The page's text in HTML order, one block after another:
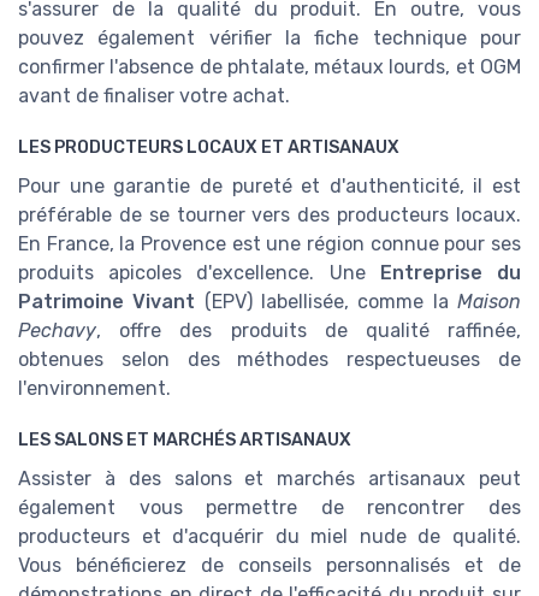
s'assurer de la qualité du produit. En outre, vous
pouvez également vérifier la fiche technique pour
confirmer l'absence de phtalate, métaux lourds, et OGM
avant de finaliser votre achat.
LES PRODUCTEURS LOCAUX ET ARTISANAUX
Pour une garantie de pureté et d'authenticité, il est
préférable de se tourner vers des producteurs locaux.
En France, la Provence est une région connue pour ses
produits apicoles d'excellence. Une Entreprise du
Patrimoine Vivant (EPV) labellisée, comme laMaison
Pechavy, offre des produits de qualité raffinée,
obtenues selon des méthodes respectueuses de
l'environnement.
LES SALONS ET MARCHÉS ARTISANAUX
Assister à des salons et marchés artisanaux peut
également vous permettre de rencontrer des
producteurs et d'acquérir du miel nude de qualité.
Vous bénéficierez de conseils personnalisés et de